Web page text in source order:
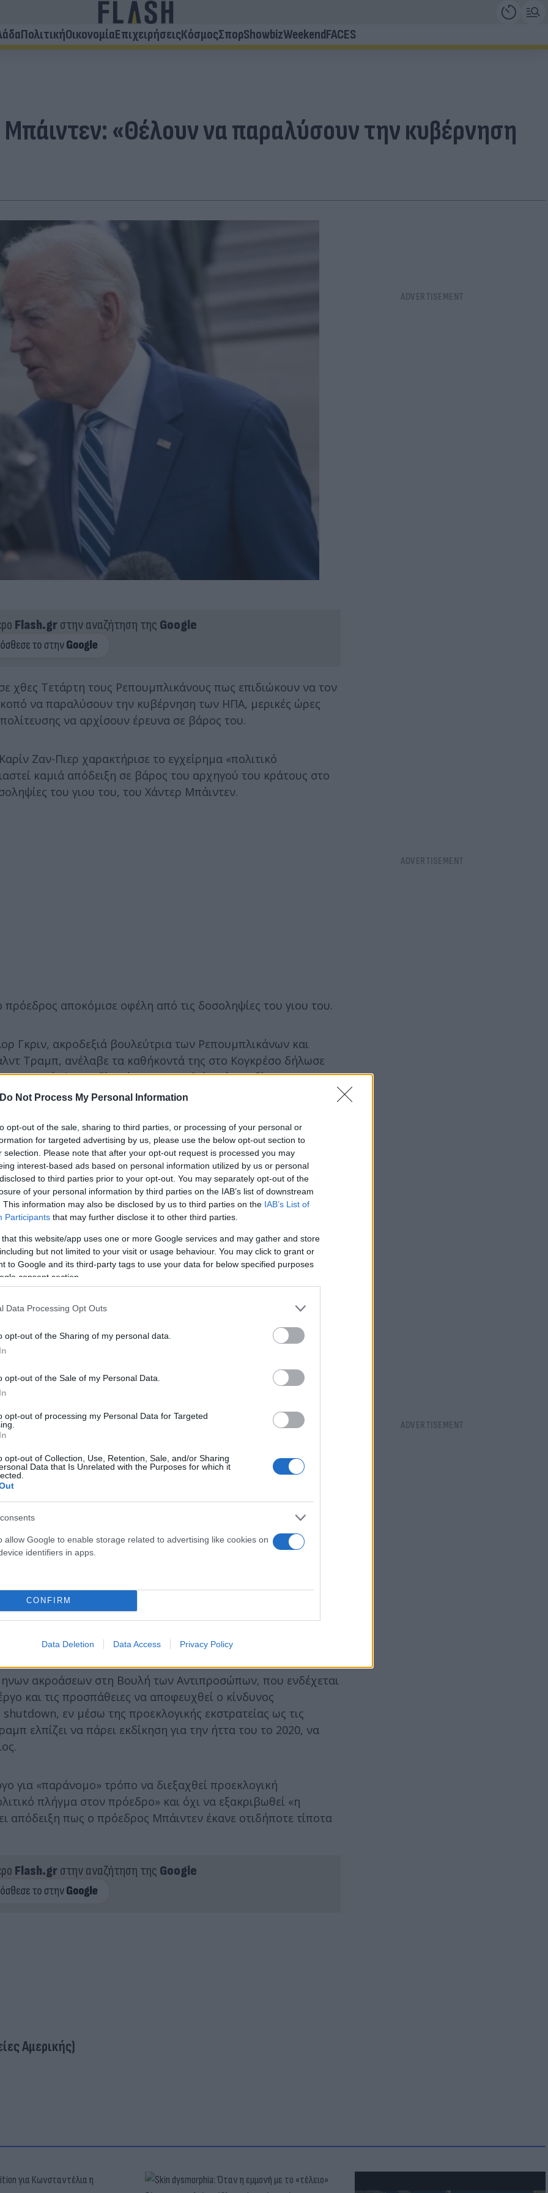
Do Not Process My Personal Information
opt-out of the sale, sharing to third parties, or processing of your personal or
for targeted advertising by us, please use the below opt-out section to
selection. Please note that after your opt-out request is processed you may
interest-based ads based on personal information utilized by us or personal
to third parties prior to your opt-out. You may separately opt-out of the
of your personal information by third parties on the IAB’s list of downstream
This information may also be disclosed by us to third parties on the IAB’s List of
Participants that may further disclose it to other third parties.
that this website/app uses one or more Google services and may gather and store
but not limited to your visit or usage behaviour. You may click to grant or
to Google and its third-party tags to use your data for below specified purposes
consent section.
Data Processing Opt Outs
opt-out of the Sharing of my personal data.
opt-out of the Sale of my Personal Data.
opt-out of processing my Personal Data for Targeted
opt-out of Collection, Use, Retention, Sale, and/or Sharing
Data that Is Unrelated with the Purposes for which it
allow Google to enable storage related to advertising like cookies on
identifiers in apps.
CONFIRM
Data Deletion Data Access Privacy Policy
ΠολιτικήΟικονομίαΕπιχειρήσειςΚόσμοςΣπορShowbizWeekendFACES
«Θέλουν να παραλύσουν την κυβέρνηση
Flash.grστην αναζήτηση της Google
χθες Τετάρτη τους Ρεπουμπλικάνους πως επιδιώκουν να τον
να παραλύσουν την κυβέρνηση των ΗΠΑ, μερικές ώρες
να αρχίσουν έρευνα σε βάρος του.
Ζαν-Πιερ χαρακτήρισε το εγχείρημα «πολιτικό
καμιά απόδειξη σε βάρος του αρχηγού του κράτους στο
του γιου του, του Χάντερ Μπάιντεν.
αποκόμισε οφέλη από τις δοσοληψίες του γιου του.
Γκριν, ακροδεξιά βουλεύτρια των Ρεπουμπλικάνων και
Τραμπ, ανέλαβε τα καθήκοντά της στο Κογκρέσο δήλωσε
παραπέμψει σε δίκη ώστε να παυθεί από το αξίωμα.
να με παύσουν», ανέφερε ο αμερικανός πρόεδρος κατά τη
Βιρτζίνια. «Τώρα, από όσο καταλαβαίνω, θέλουν να με
να παραλύσουν την κυβέρνηση».
«Ξυπνάω κάθε μέρα, και δεν αστειεύομαι, χωρίς να
δίκη και ενδεχόμενης παύσης μου. Έχω μια δουλειά να
πίεσε τον πρόεδρο της Βουλής των Αντιπροσώπων Κέβιν
Ουάσιγκτον, προκειμένου να δώσει εντολή να αρχίσει η
ακροάσεων στη Βουλή των Αντιπροσώπων, που ενδέχεται
και τις προσπάθειες να αποφευχθεί ο κίνδυνος
εν μέσω της προεκλογικής εκστρατείας ως τις
ελπίζει να πάρει εκδίκηση για την ήττα του το 2020, να
για «παράνομο» τρόπο να διεξαχθεί προεκλογική
πλήγμα στον πρόεδρο» και όχι να εξακριβωθεί «η
απόδειξη πως ο πρόεδρος Μπάιντεν έκανε οτιδήποτε τίποτα
Flash.grστην αναζήτηση της Google
Αμερικής)